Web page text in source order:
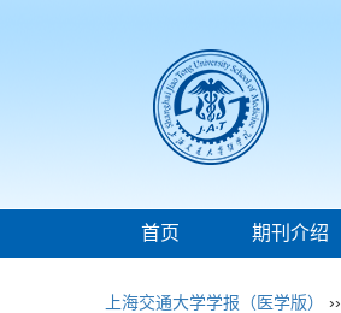
首页 期刊介绍
上海交通大学学报（医学版） ››